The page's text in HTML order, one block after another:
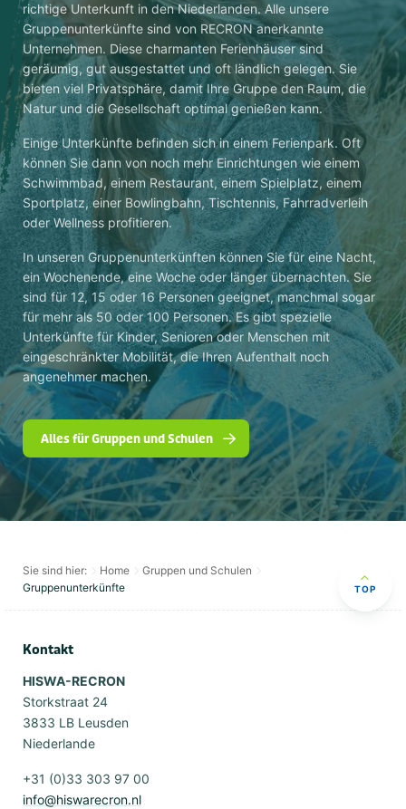
richtige Unterkunft in den Niederlanden. Alle unsere
Gruppenunterkünfte sind von RECRON anerkannte
Unternehmen. Diese charmanten Ferienhäuser sind
geräumig, gut ausgestattet und oft ländlich gelegen. Sie
bieten viel Privatsphäre, damit Ihre Gruppe den Raum, die
Natur und die Gesellschaft optimal genießen kann.
Einige Unterkünfte befinden sich in einem Ferienpark. Oft
können Sie dann von noch mehr Einrichtungen wie einem
Schwimmbad, einem Restaurant, einem Spielplatz, einem
Sportplatz, einer Bowlingbahn, Tischtennis, Fahrradverleih
oder Wellness profitieren.
In unseren Gruppenunterkünften können Sie für eine Nacht,
ein Wochenende, eine Woche oder länger übernachten. Sie
sind für 12, 15 oder 16 Personen geeignet, manchmal sogar
für mehr als 50 oder 100 Personen. Es gibt spezielle
Unterkünfte für Kinder, Senioren oder Menschen mit
eingeschränkter Mobilität, die Ihren Aufenthalt noch
angenehmer machen.
Alles für Gruppen und Schulen
Sie sind hier: Home
Gruppen und Schulen
Gruppenunterkünfte
TOP
Kontakt
HISWA-RECRON
Storkstraat 24
3833 LB Leusden
Niederlande
+31 (0)33 303 97 00
info@hiswarecron.nl